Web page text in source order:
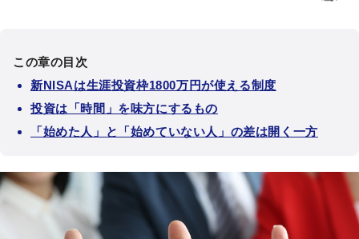
この章の目次
新NISAは生涯投資枠1800万円が使える制度
投資は「時間」を味方にするもの
「始めた人」と「始めていない人」の差は開く一方